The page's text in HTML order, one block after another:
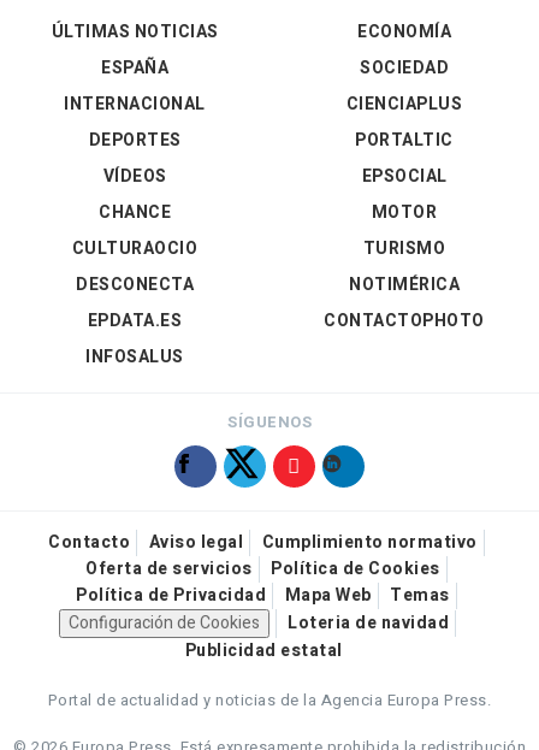
ÚLTIMAS NOTICIAS
ESPAÑA
INTERNACIONAL
DEPORTES
VÍDEOS
ECONOMÍA
SOCIEDAD
CIENCIAPLUS
PORTALTIC
EPSOCIAL
CHANCE
CULTURAOCIO
DESCONECTA
EPDATA.ES
INFOSALUS
MOTOR
TURISMO
NOTIMÉRICA
CONTACTOPHOTO
SÍGUENOS
Contacto Aviso legal
Cumplimiento normativo
Oferta de servicios
Política de Cookies
Política de Privacidad
Mapa Web
Temas
Configuración de Cookies
Loteria de navidad
Publicidad estatal
Portal de actualidad y noticias de la Agencia Europa Press.